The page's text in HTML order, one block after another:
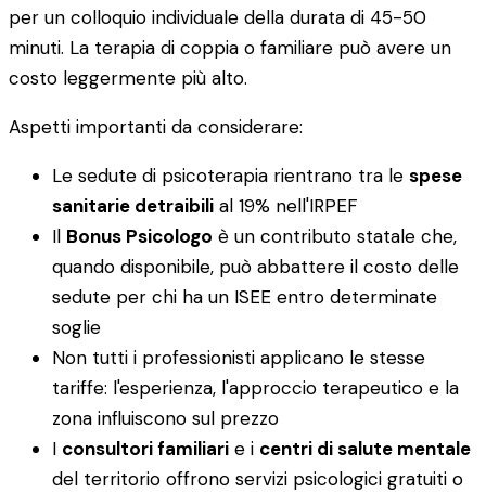
per un colloquio individuale della durata di 45-50
minuti. La terapia di coppia o familiare può avere un
costo leggermente più alto.
Aspetti importanti da considerare:
Le sedute di psicoterapia rientrano tra le spese
sanitarie detraibili al 19% nell'IRPEF
Il Bonus Psicologo è un contributo statale che,
quando disponibile, può abbattere il costo delle
sedute per chi ha un ISEE entro determinate
soglie
Non tutti i professionisti applicano le stesse
tariffe: l'esperienza, l'approccio terapeutico e la
zona influiscono sul prezzo
I consultori familiari e i centri di salute mentale
del territorio offrono servizi psicologici gratuiti o